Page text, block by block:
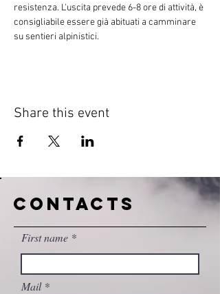
resistenza. L'uscita prevede 6-8 ore di attività, è
consigliabile essere già abituati a camminare
su sentieri alpinistici.
Share this event
CONTACTS
First name
Mail